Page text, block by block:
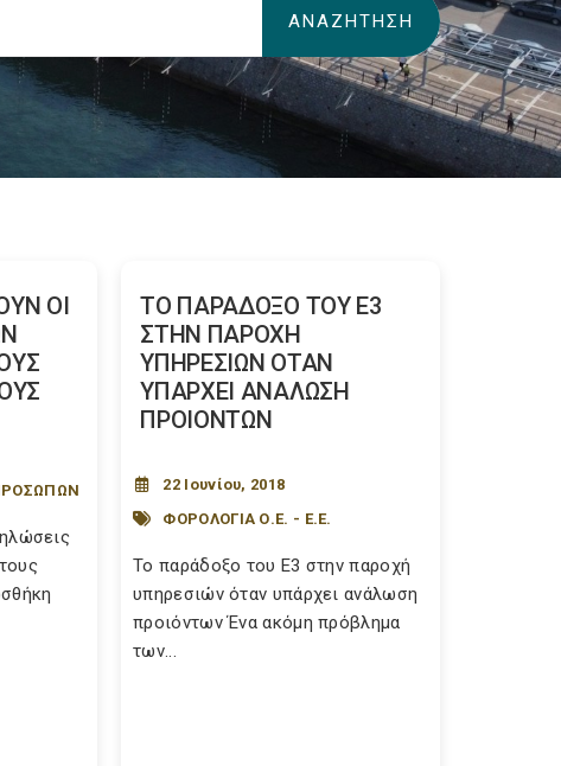
ΟΙ
ΤΟ ΠΑΡΑΔΟΞΟ ΤΟΥ Ε3
ΣΤΗΝ ΠΑΡΟΧΗ
ΥΠΗΡΕΣΙΩΝ ΟΤΑΝ
ΥΠΑΡΧΕΙ ΑΝΑΛΩΣΗ
ΠΡΟΙΟΝΤΩΝ
22 Ιουνίου, 2018
ΦΟΡΟΛΟΓΙΑ Ο.Ε. - Ε.Ε.
Το παράδοξο του Ε3 στην παροχή
υπηρεσιών όταν υπάρχει ανάλωση
προιόντων Ένα ακόμη πρόβλημα
των...